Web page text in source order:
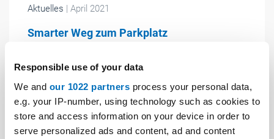
Responsible use of your data
We and our 1022 partners process your personal data,
e.g. your IP-number, using technology such as cookies to
store and access information on your device in order to
serve personalized ads and content, ad and content
Aktuelles | April 2021
Smarter Weg zum Parkplatz
Tiefgaragenzufahrten überflüssig und soll so Komfort
mit deutlicher Platzersparnis verbinden.